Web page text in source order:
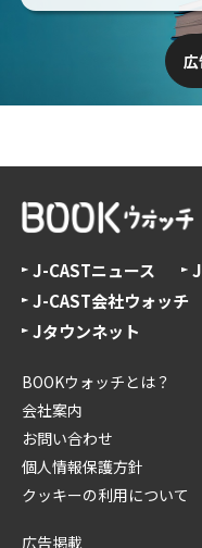
J-CASTニュース
J-CAST会社ウォッチ
Jタウンネット
BOOKウォッチとは？
会社案内
お問い合わせ
個人情報保護方針
クッキーの利用について
広告掲載